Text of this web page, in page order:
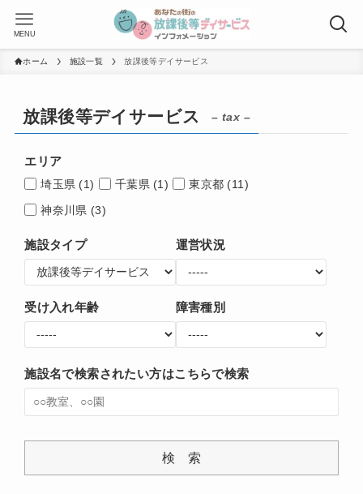
MENU
ホーム 施設一覧 放課後等デイサービス
放課後等デイサービス – tax –
エリア
埼玉県 (1) 千葉県 (1) 東京都 (11)
神奈川県 (3)
施設タイプ 運営状況
受け入れ年齢 障害種別
施設名で検索されたい方はこちらで検索